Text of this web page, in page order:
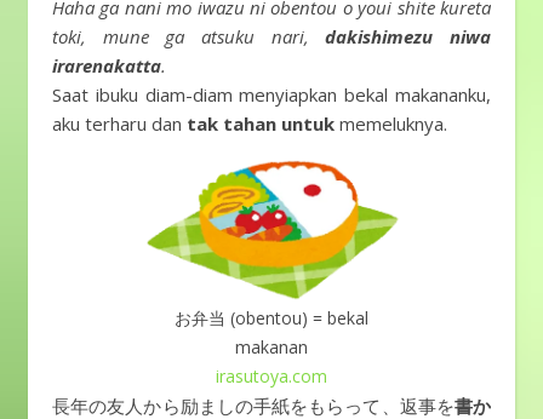
Haha ga nani mo iwazu ni obentou o youi shite kureta
toki, mune ga atsuku nari,dakishimezu niwa
irarenakatta.
Saat ibuku diam-diam menyiapkan bekal makananku,
aku terharu dan tak tahan untuk memeluknya.
お弁当 (obentou) = bekal
makanan
irasutoya.com
長年の友人から励ましの手紙をもらって、返事を書か